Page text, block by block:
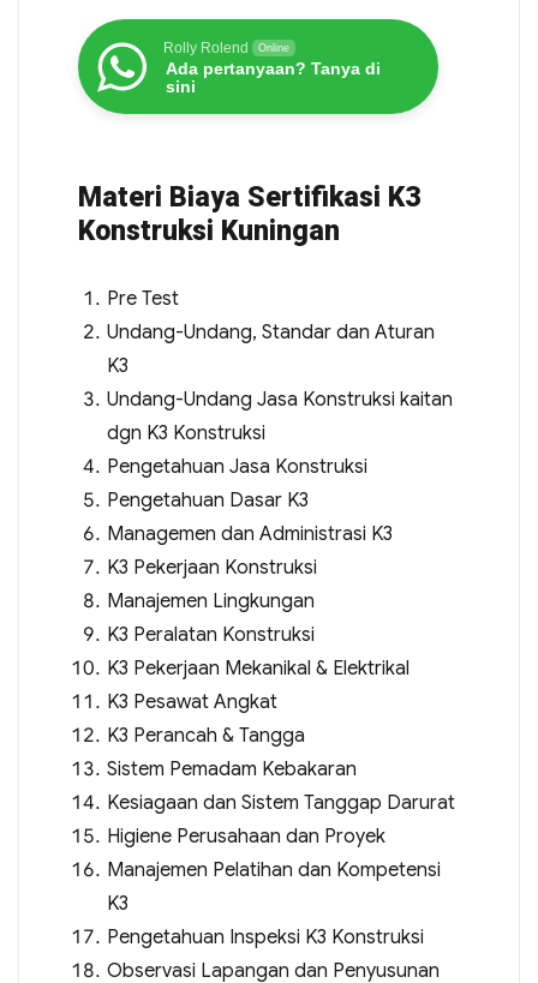
Rolly Rolend Online
Ada pertanyaan? Tanya di
sini
Materi Biaya Sertifikasi K3
Konstruksi Kuningan
Pre Test
Undang-Undang, Standar dan Aturan
K3
Undang-Undang Jasa Konstruksi kaitan
dgn K3 Konstruksi
Pengetahuan Jasa Konstruksi
Pengetahuan Dasar K3
Managemen dan Administrasi K3
K3 Pekerjaan Konstruksi
Manajemen Lingkungan
K3 Peralatan Konstruksi
K3 Pekerjaan Mekanikal & Elektrikal
K3 Pesawat Angkat
K3 Perancah & Tangga
Sistem Pemadam Kebakaran
Kesiagaan dan Sistem Tanggap Darurat
Higiene Perusahaan dan Proyek
Manajemen Pelatihan dan Kompetensi
K3
Pengetahuan Inspeksi K3 Konstruksi
Observasi Lapangan dan Penyusunan